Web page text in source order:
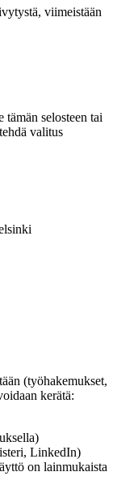
viimeistään
selosteen tai
valitus
(työhakemukset,
kerätä:
LinkedIn)
on lainmukaista